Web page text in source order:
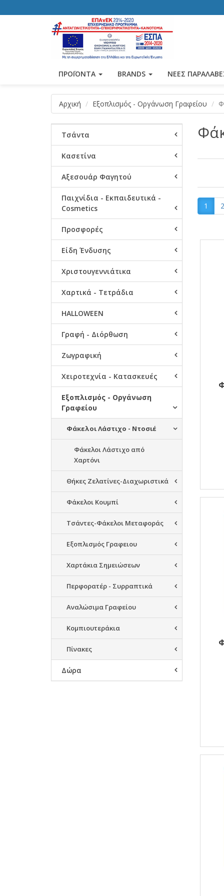
ΠΡΟΪΟΝΤΑ BRANDS ΝΕΕΣ
Αρχική Εξοπλισμός - Οργάνωση Γραφείου
Τσάντα
Κασετίνα
Αξεσουάρ Φαγητού
Παιχνίδια - Εκπαιδευτικά -
Cosmetics
Προσφορές
Είδη Ένδυσης
Χριστουγεννιάτικα
Χαρτικά - Τετράδια
HALLOWEEN
Γραφή - Διόρθωση
Ζωγραφική
Χειροτεχνία - Κατασκευές
Εξοπλισμός - Οργάνωση
Γραφείου
Φάκελοι Λάστιχο - Ντοσιέ
Φάκελοι Λάστιχο από
Χαρτόνι
Θήκες Ζελατίνες-Διαχωριστικά
Φάκελοι Κουμπί
Τσάντες-Φάκελοι Μεταφοράς
Εξοπλισμός Γραφειου
Χαρτάκια Σημειώσεων
Περφορατέρ - Συρραπτικά
Αναλώσιμα Γραφείου
Κομπιουτεράκια
Πίνακες
Δώρα
1 2